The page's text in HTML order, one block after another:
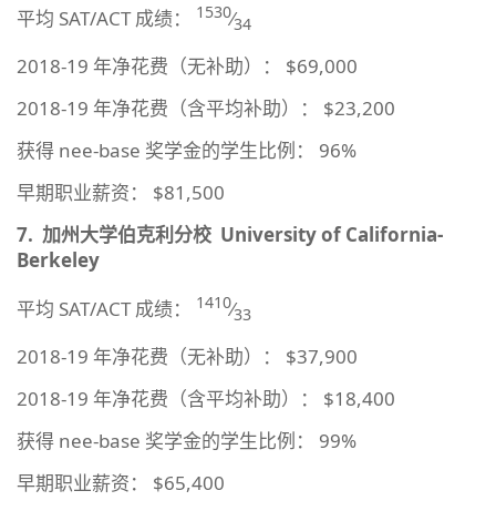
平均 SAT/ACT 成绩：
1530⁄34
2018-19 年净花费（无补助）： $69,000
2018-19 年净花费（含平均补助）： $23,200
获得 nee-base 奖学金的学生比例： 96%
早期职业薪资： $81,500
7. 加州大学伯克利分校 University of California-
Berkeley
平均 SAT/ACT 成绩：
1410⁄33
2018-19 年净花费（无补助）： $37,900
2018-19 年净花费（含平均补助）： $18,400
获得 nee-base 奖学金的学生比例： 99%
早期职业薪资： $65,400